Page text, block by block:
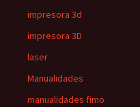
impresora 3d
impresora 3D
laser
Manualidades
manualidades fimo